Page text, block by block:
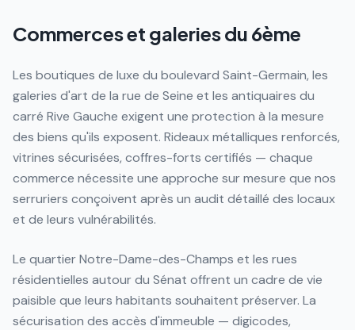
Commerces et galeries du 6ème
Les boutiques de luxe du boulevard Saint-Germain, les
galeries d'art de la rue de Seine et les antiquaires du
carré Rive Gauche exigent une protection à la mesure
des biens qu'ils exposent. Rideaux métalliques renforcés,
vitrines sécurisées, coffres-forts certifiés — chaque
commerce nécessite une approche sur mesure que nos
serruriers conçoivent après un audit détaillé des locaux
et de leurs vulnérabilités.
Le quartier Notre-Dame-des-Champs et les rues
résidentielles autour du Sénat offrent un cadre de vie
paisible que leurs habitants souhaitent préserver. La
sécurisation des accès d'immeuble — digicodes,